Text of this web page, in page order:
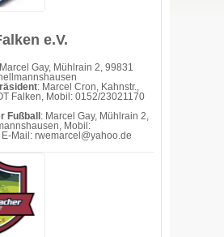
e.V.
Gay, Mühlrain 2, 99831
: Marcel Cron, Kahnstr.,
Falken, Mobil: 0152/23021170
Fußball : Marcel Gay, Mühlrain 2,
Mobil:
Mail: rwemarcel@yahoo.de